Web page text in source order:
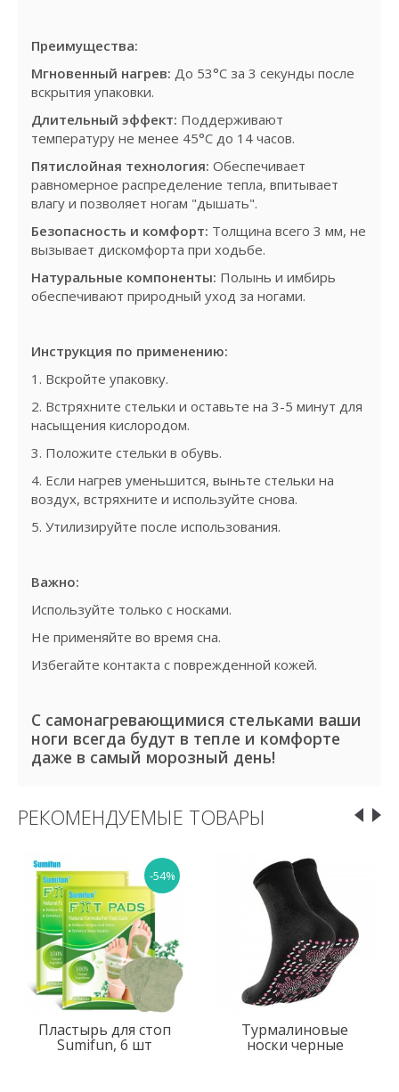
Преимущества:
Мгновенный нагрев: До 53°C за 3 секунды после
вскрытия упаковки.
Длительный эффект: Поддерживают
температуру не менее 45°C до 14 часов.
Пятислойная технология: Обеспечивает
равномерное распределение тепла, впитывает
влагу и позволяет ногам "дышать".
Безопасность и комфорт: Толщина всего 3 мм, не
вызывает дискомфорта при ходьбе.
Натуральные компоненты: Полынь и имбирь
обеспечивают природный уход за ногами.
Инструкция по применению:
1. Вскройте упаковку.
2. Встряхните стельки и оставьте на 3-5 минут для
насыщения кислородом.
3. Положите стельки в обувь.
4. Если нагрев уменьшится, выньте стельки на
воздух, встряхните и используйте снова.
5. Утилизируйте после использования.
Важно:
Используйте только с носками.
Не применяйте во время сна.
Избегайте контакта с поврежденной кожей.
С самонагревающимися стельками ваши
ноги всегда будут в тепле и комфорте
даже в самый морозный день!
РЕКОМЕНДУЕМЫЕ ТОВАРЫ
-54%
Пластырь для стоп
Sumifun, 6 шт
Турмалиновые
носки черные